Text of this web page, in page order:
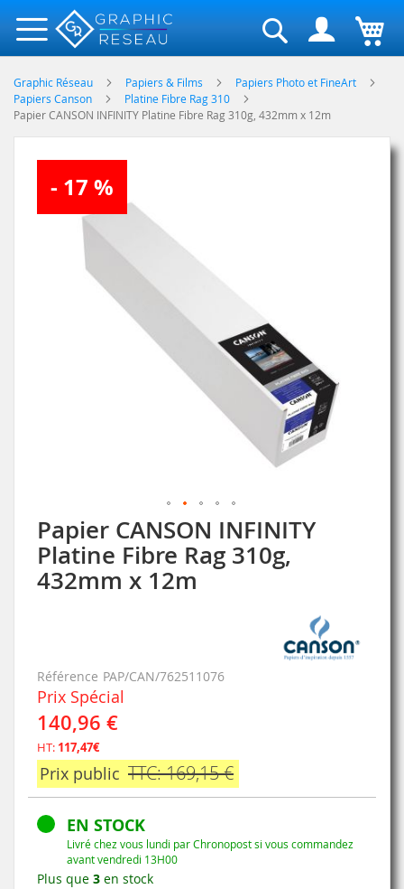
Rechercher
Graphic Réseau Papiers & Films
Papiers Photo et FineArt
Papiers Canson
Platine Fibre Rag 310
Papier CANSON INFINITY Platine Fibre Rag 310g, 432mm x 12m
Papier CANSON INFINITY
Platine Fibre Rag 310g,
432mm x 12m
Référence PAP/CAN/762511076
Prix Spécial
140,96 €
HT: 117,47€
Prix public TTC: 169,15 €
EN STOCK
Livré chez vous lundi par Chronopost si vous commandez
avant vendredi 13H00
Plus que 3 en stock
- 17 %
Skip
to
the
beginning